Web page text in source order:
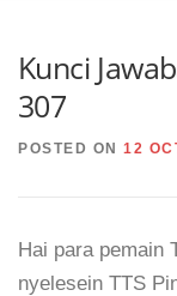
Kunci
307
POSTED ON 12
Hai para pemain
nyelesein TTS